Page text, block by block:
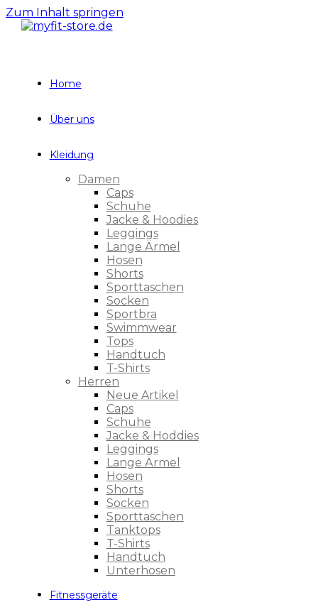
Zum Inhalt springen
Home
Über uns
Kleidung
Damen
Caps
Schuhe
Jacke & Hoodies
Leggings
Lange Ärmel
Hosen
Shorts
Sporttaschen
Socken
Sportbra
Swimmwear
Tops
Handtuch
T-Shirts
Herren
Neue Artikel
Caps
Schuhe
Jacke & Hoddies
Leggings
Lange Ärmel
Hosen
Shorts
Socken
Sporttaschen
Tanktops
T-Shirts
Handtuch
Unterhosen
Fitnessgeräte